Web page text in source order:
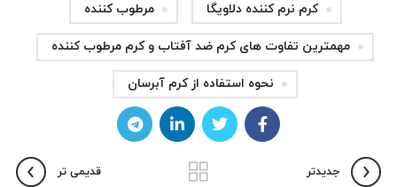
کرم نرم کننده دلاویگا مرطوب کننده
مهمترین تفاوت های کرم ضد آفتاب و کرم مرطوب کننده
نحوه استفاده از کرم آبرسان
جدیدتر قدیمی تر